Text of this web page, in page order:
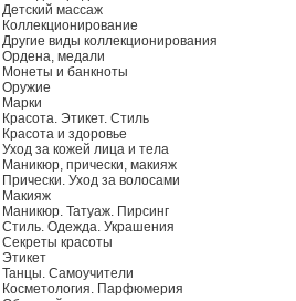
Детский массаж
Коллекционирование
Другие виды коллекционирования
Ордена, медали
Монеты и банкноты
Оружие
Марки
Красота. Этикет. Стиль
Красота и здоровье
Уход за кожей лица и тела
Маникюр, прически, макияж
Прически. Уход за волосами
Макияж
Маникюр. Татуаж. Пирсинг
Стиль. Одежда. Украшения
Секреты красоты
Этикет
Танцы. Самоучители
Косметология. Парфюмерия